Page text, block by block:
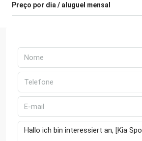
Preço por dia / aluguel mensal